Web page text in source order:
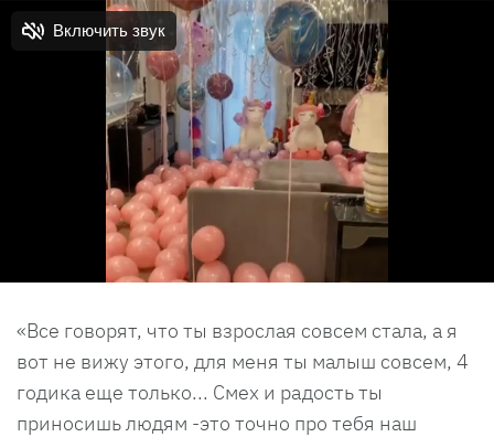
«Все говорят, что ты взрослая совсем стала, а я
вот не вижу этого, для меня ты малыш совсем, 4
годика еще только... Смех и радость ты
приносишь людям -это точно про тебя наш